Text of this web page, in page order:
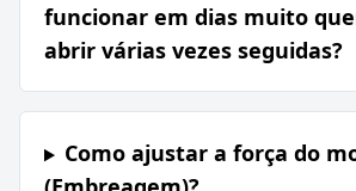
funcionar em dias muito
abrir várias vezes seguidas?
Como ajustar a força do